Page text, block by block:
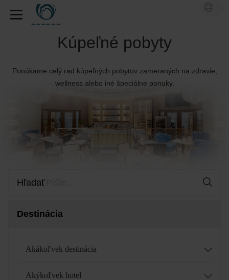
Kúpeľné pobyty
Ponúkame celý rad kúpeľných pobytov zameraných na zdravie,
wellness alebo iné špeciálne ponuky.
Hľadať
Destinácia
Akákoľvek destinácia
Akýkoľvek hotel